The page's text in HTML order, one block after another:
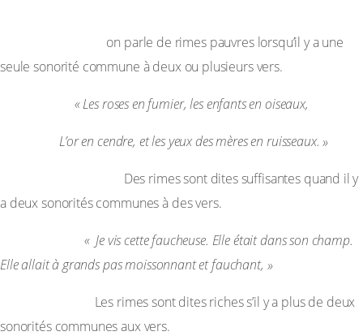
on parle de rimes pauvres lorsqu’il y a une
seule sonorité commune à deux ou plusieurs vers.
« Les roses en fumier, les enfants en oiseaux,
L’or en cendre, et les yeux des mères en ruisseaux. »
Des rimes sont dites suffisantes quand il y
a deux sonorités communes à des vers.
« Je vis cette faucheuse. Elle était dans son champ.
Elle allait à grands pas moissonnant et fauchant, »
Les rimes sont dites riches s’il y a plus de deux
sonorités communes aux vers.